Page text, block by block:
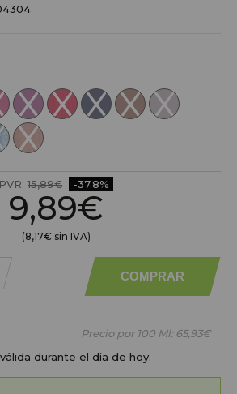
PVR: 15,89€ -37.8%
9,89€
(8,17€ sin IVA)
COMPRAR
Precio por 100 Ml: 65,93€
durante el día de hoy.